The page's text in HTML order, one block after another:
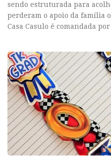
sendo estruturada para
perderam o apoio da família
Casa Casulo é comandada